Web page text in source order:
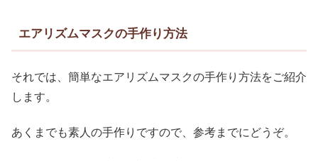
エアリズムマスクの手作り方法
それでは、簡単なエアリズムマスクの手作り方法をご紹介
します。
あくまでも素人の手作りですので、参考までにどうぞ。